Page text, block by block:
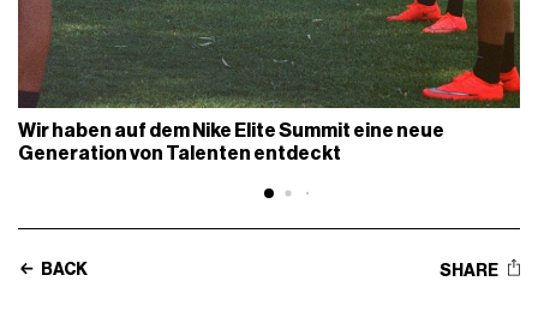
Wir haben auf dem Nike Elite Summit eine neue
Generation von Talenten entdeckt
BACK SHARE